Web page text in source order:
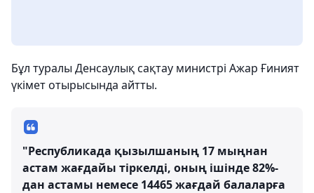
Бұл туралы Денсаулық сақтау министрі Ажар Ғиният
үкімет отырысында айтты.
"Республикада қызылшаның 17 мыңнан
астам жағдайы тіркелді, оның ішінде 82%-
дан астамы немесе 14465 жағдай балаларға